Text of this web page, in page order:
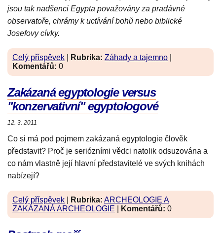
jsou tak nadšenci Egypta považovány za pradávné
observatoře, chrámy k uctívání bohů nebo biblické
Josefovy cívky.
Celý příspěvek Rubrika: Záhady a tajemno
Komentářů: 0
Zakázaná egyptologie versus
"konzervativní" egyptologové
12. 3. 2011
Co si má pod pojmem zakázaná egyptologie člověk
představit? Proč je seriózními vědci natolik odsuzována a
co nám vlastně její hlavní představitelé ve svých knihách
nabízejí?
Celý příspěvek Rubrika: ARCHEOLOGIE A
ZAKÁZANÁ ARCHEOLOGIE
Komentářů: 0